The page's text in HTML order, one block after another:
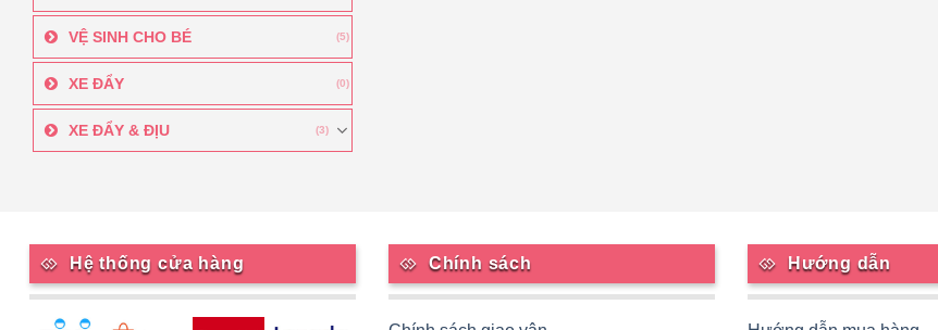
VỆ SINH CHO BÉ (5)
XE ĐẨY (0)
XE ĐẨY & ĐỊU (3)
Hệ thống cửa hàng Chính sách Hướng dẫn